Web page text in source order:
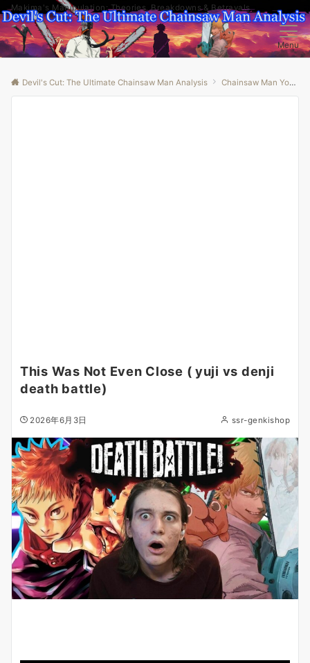
Makima's Manipulation: Theories, Breakdowns & Betrayals
Menu
Devil's Cut: The Ultimate Chainsaw Man Analysis Chainsaw Man Youtube
This Was Not Even Close ( yuji vs denji
death battle)
2026年6月3日 ssr-genkishop